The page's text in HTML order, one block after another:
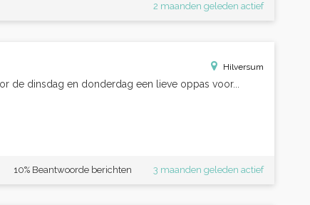
2 maanden geleden actief
Hilversum
de dinsdag en donderdag een lieve oppas voor...
3 maanden geleden actief
10% Beantwoorde berichten